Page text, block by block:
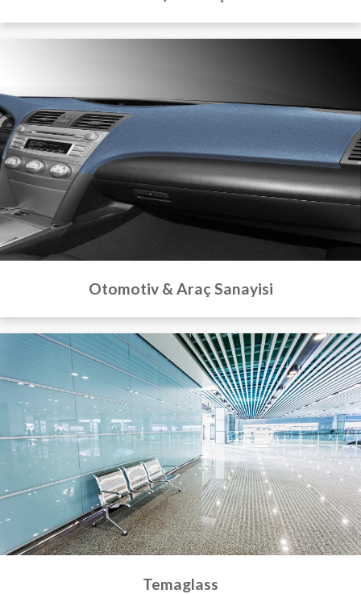
Otomotiv & Araç Sanayisi
Temaglass